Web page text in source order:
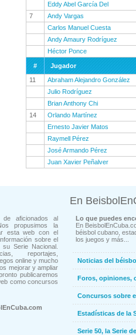
Eddy Abel García Del
7
Andy Vargas
Carlos Manuel Cuesta
Andy Amaury Rodríguez
Héctor Ponce
#
Jugador
11
Abraham Alejandro González
Julio Rodríguez
Brian Anthony Chi
14
Orlando Martínez
Ernesto Javier Matos
Raymell Pérez
José Armando Pérez
Juan Xavier Peñalver
de aficionados al
propusimos la
esta web con el
sobre el
Serie Nacional.
reportajes,
online y mucho
mejorar y ampliar
publicaremos
como concursos
En
Lo que puedes
En
béisbol cubano,
los juegos y más...
Noticias del
Foros, opiniones,
Concursos sobre
Estadísticas de la
Serie 50, la Serie